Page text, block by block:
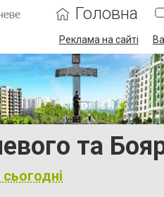
Головна
Реклама на сайті
та